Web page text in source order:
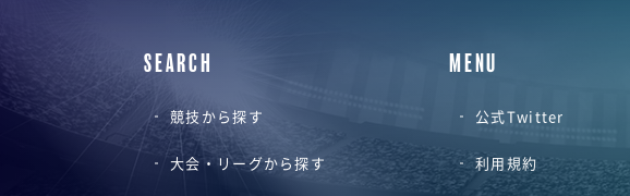
SEARCH
競技から探す
大会・リーグから探す
MENU
公式Twitter
利用規約